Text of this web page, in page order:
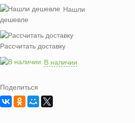
Нашли
дешевле
Рассчитать доставку
В наличии
Поделиться